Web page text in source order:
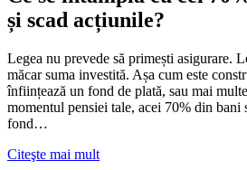
și scad acțiunile?
Legea nu prevede să primești asigurare.
măcar suma investită. Așa cum este
înființează un fond de plată, sau mai
momentul pensiei tale, acei 70% din bani
fond…
Citeşte mai mult